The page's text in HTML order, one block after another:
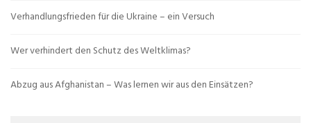
Verhandlungsfrieden für die Ukraine – ein Versuch
Wer verhindert den Schutz des Weltklimas?
Abzug aus Afghanistan – Was lernen wir aus den Einsätzen?